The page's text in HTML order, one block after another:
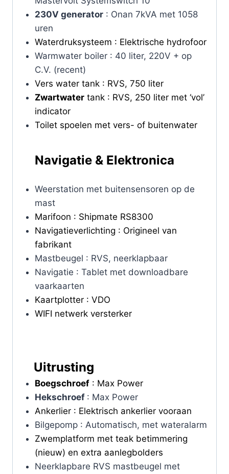
230V generator: Onan 7kVA met 1058
uren
Waterdruksysteem : Elektrische hydrofoor
Warmwater boiler : 40 liter, 220V + op
C.V. (recent)
Vers water tank : RVS, 750 liter
Zwartwatertank : RVS, 250 liter met ‘vol’
indicator
Toilet spoelen met vers- of buitenwater
Navigatie & Elektronica
Weerstation met buitensensoren op de
mast
Marifoon : Shipmate RS8300
Navigatieverlichting : Origineel van
fabrikant
Mastbeugel : RVS, neerklapbaar
Navigatie : Tablet met downloadbare
vaarkaarten
Kaartplotter : VDO
WIFI netwerk versterker
Uitrusting
Boegschroef: Max Power
Hekschroef : Max Power
Ankerlier : Elektrisch ankerlier vooraan
Bilgepomp : Automatisch, met wateralarm
Zwemplatform met teak betimmering
(nieuw) en extra aanlegbolders
Neerklapbare RVS mastbeugel met